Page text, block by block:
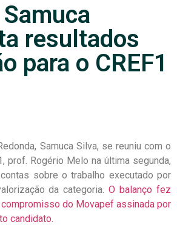
resultados
para o CREF1
Samuca Silva, se reuniu com o
prof. Rogério Melo na última segunda,
sobre o trabalho executado por
da categoria.O balanço fez
do Movapef assinada por
candidato.